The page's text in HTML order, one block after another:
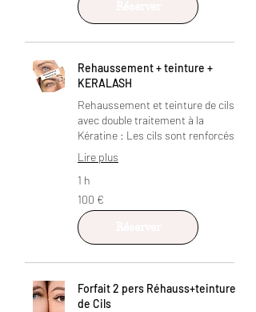
Rehaussement + teinture +
KERALASH
Rehaussement et teinture de cils
avec double traitement à la
Kératine : Les cils sont renforcés
Lire plus
1 h
100
euros
100 €
Forfait 2 pers Réhauss+teinture
de Cils